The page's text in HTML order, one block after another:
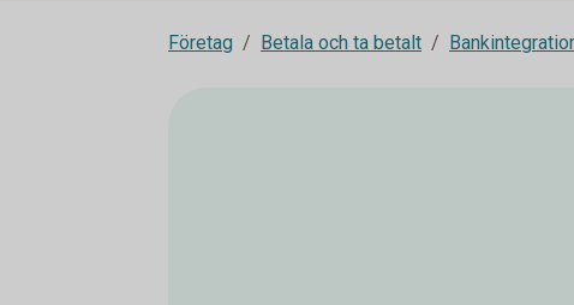
Företag Betala och ta betalt